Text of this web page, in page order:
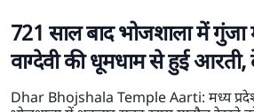
721 साल बाद भोजशाला में गुंजा
वाग्देवी की धूमधाम से हुई
Dhar Bhojshala Temple Aarti: मध्य